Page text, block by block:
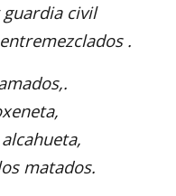
civil
.
matados.